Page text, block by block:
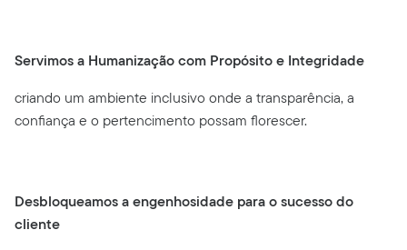
Servimos a Humanização com Propósito e Integridade
criando um ambiente inclusivo onde a transparência, a
confiança e o pertencimento possam florescer.
Desbloqueamos a engenhosidade para o sucesso do
cliente